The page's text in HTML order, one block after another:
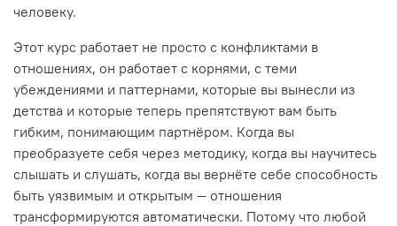
человеку.
Этот курс работает не просто с конфликтами в
отношениях, он работает с корнями, с теми
убеждениями и паттернами, которые вы вынесли из
детства и которые теперь препятствуют вам быть
гибким, понимающим партнёром. Когда вы
преобразуете себя через методику, когда вы научитесь
слышать и слушать, когда вы вернёте себе способность
быть уязвимым и открытым — отношения
трансформируются автоматически. Потому что любой